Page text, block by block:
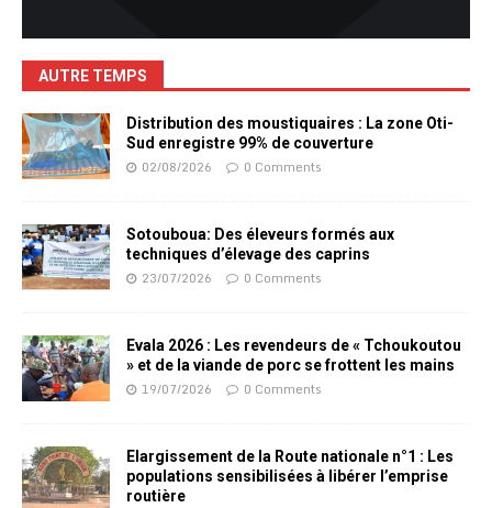
AUTRE TEMPS
Distribution des moustiquaires : La zone Oti-
Sud enregistre 99% de couverture
02/08/2026 0 Comments
Sotouboua: Des éleveurs formés aux
techniques d’élevage des caprins
23/07/2026 0 Comments
Evala 2026 : Les revendeurs de « Tchoukoutou
» et de la viande de porc se frottent les mains
19/07/2026 0 Comments
Elargissement de la Route nationale n°1 : Les
populations sensibilisées à libérer l’emprise
routière